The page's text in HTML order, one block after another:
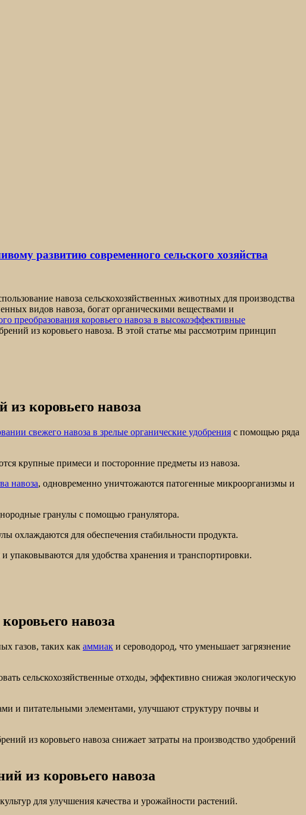
развитию современного сельского хозяйства
навоза сельскохозяйственных животных для производства
видов навоза, богат органическими веществами и
преобразования коровьего навоза в высокоэффективные
из коровьего навоза. В этой статье мы рассмотрим принцип
из коровьего навоза
свежего навоза в зрелые органические удобрения с помощью ряда
крупные примеси и посторонние предметы из навоза.
навоза, одновременно уничтожаются патогенные микроорганизмы и
гранулы с помощью гранулятора.
охлаждаются для обеспечения стабильности продукта.
для удобства хранения и транспортировки.
навоза
газов, таких как аммиак и сероводород, что уменьшает загрязнение
сельскохозяйственные отходы, эффективно снижая экологическую
и питательными элементами, улучшают структуру почвы и
из коровьего навоза снижает затраты на производство удобрений
из коровьего навоза
для улучшения качества и урожайности растений.